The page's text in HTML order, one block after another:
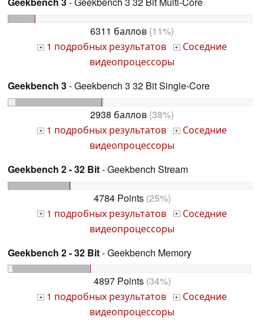
6311 баллов (11%)
+ 1 подробных результатов + Соседние
видеопроцессоры
Geekbench 3- Geekbench 3 32 Bit Single-Core
2938 баллов (38%)
+ 1 подробных результатов + Соседние
видеопроцессоры
Geekbench 2 - 32 Bit- Geekbench Stream
4784 Points(25%)
+ 1 подробных результатов + Соседние
видеопроцессоры
Geekbench 2 - 32 Bit- Geekbench Memory
4897 Points(34%)
+ 1 подробных результатов + Соседние
видеопроцессоры